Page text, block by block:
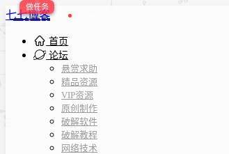
七七博客
首页
论坛
悬赏求助
精品资源
VIP资源
原创制作
破解软件
破解教程
网络技术